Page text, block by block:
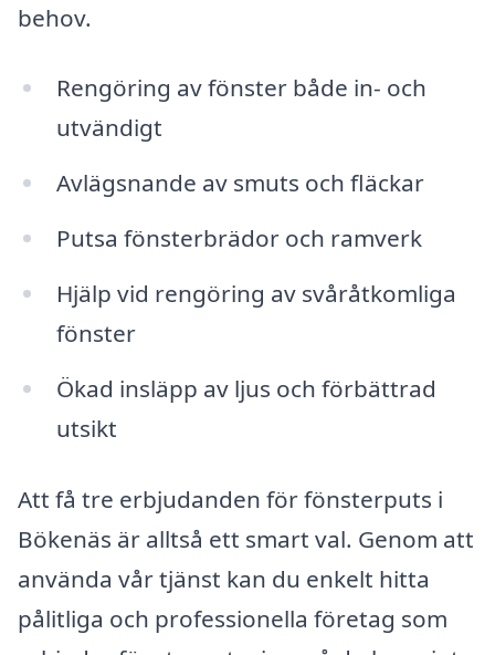
behov.
Rengöring av fönster både in- och
utvändigt
Avlägsnande av smuts och fläckar
Putsa fönsterbrädor och ramverk
Hjälp vid rengöring av svåråtkomliga
fönster
Ökad insläpp av ljus och förbättrad
utsikt
Att få tre erbjudanden för fönsterputs i
Bökenäs är alltså ett smart val. Genom att
använda vår tjänst kan du enkelt hitta
pålitliga och professionella företag som